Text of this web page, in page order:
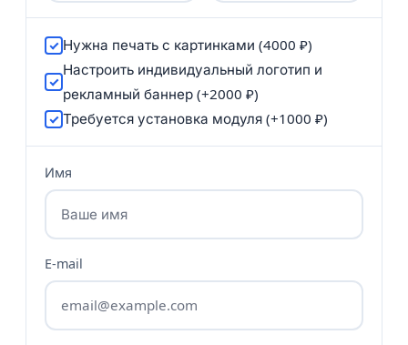
Нужна печать с картинками (4000 ₽)
Настроить индивидуальный логотип и
рекламный баннер (+2000 ₽)
Требуется установка модуля (+1000 ₽)
Имя
E-mail